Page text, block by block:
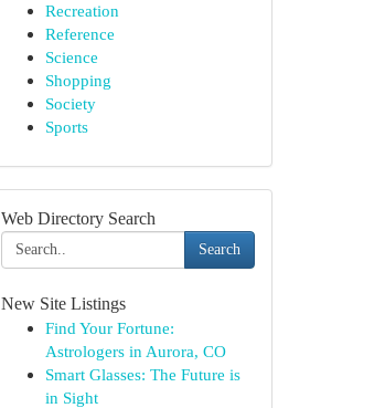
Recreation
Reference
Science
Shopping
Society
Sports
Web Directory Search
Search
New Site Listings
Find Your Fortune:
Astrologers in Aurora, CO
Smart Glasses: The Future is
in Sight